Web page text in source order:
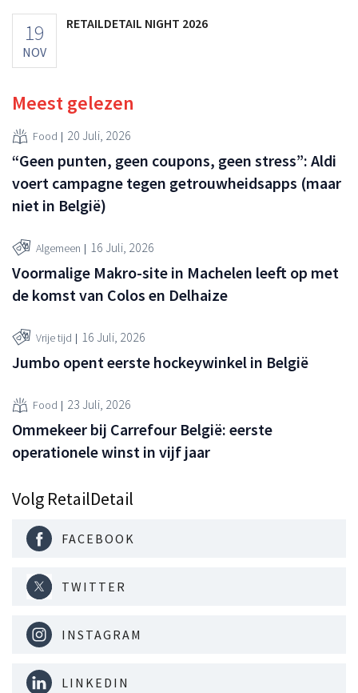
19
NOV
RETAILDETAIL NIGHT 2026
Meest gelezen
Food 20 Juli, 2026
“Geen punten, geen coupons, geen stress”: Aldi
voert campagne tegen getrouwheidsapps (maar
niet in België)
Algemeen 16 Juli, 2026
Voormalige Makro-site in Machelen leeft op met
de komst van Colos en Delhaize
Vrije tijd 16 Juli, 2026
Jumbo opent eerste hockeywinkel in België
Food 23 Juli, 2026
Ommekeer bij Carrefour België: eerste
operationele winst in vijf jaar
Volg RetailDetail
FACEBOOK
TWITTER
INSTAGRAM
LINKEDIN